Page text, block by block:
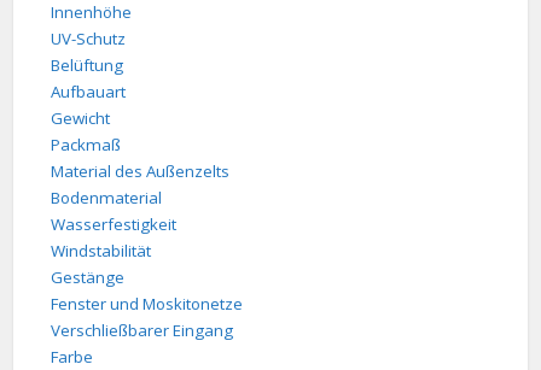
Innenhöhe
UV-Schutz
Belüftung
Aufbauart
Gewicht
Packmaß
Material des Außenzelts
Bodenmaterial
Wasserfestigkeit
Windstabilität
Gestänge
Fenster und Moskitonetze
Verschließbarer Eingang
Farbe